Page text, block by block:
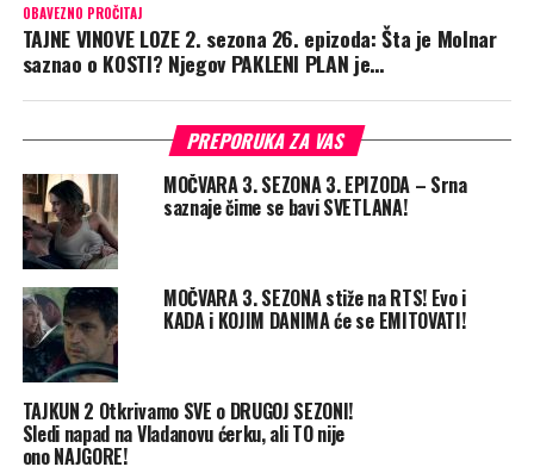
OBAVEZNO PROČITAJ
TAJNE VINOVE LOZE 2. sezona 26. epizoda: Šta je Molnar
saznao o KOSTI? Njegov PAKLENI PLAN je…
PREPORUKA ZA VAS
MOČVARA 3. SEZONA 3. EPIZODA – Srna
saznaje čime se bavi SVETLANA!
MOČVARA 3. SEZONA stiže na RTS! Evo i
KADA i KOJIM DANIMA će se EMITOVATI!
TAJKUN 2 Otkrivamo SVE o DRUGOJ SEZONI!
Sledi napad na Vladanovu ćerku, ali TO nije
ono NAJGORE!